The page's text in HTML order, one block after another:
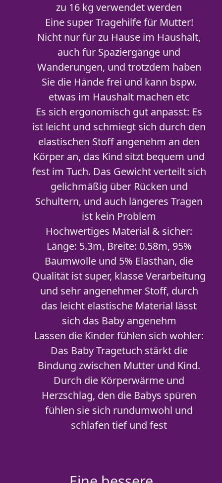
zu 16 kg verwendet werden
Eine super Tragehilfe für Mutter!
Nicht nur für zu Hause im Haushalt,
auch für Spaziergänge und
Wanderungen, und trotzdem haben
Sie die Hände frei und kann bspw.
etwas im Haushalt machen etc
Es sich ergonomisch gut anpasst: Es
ist leicht und schmiegt sich durch den
elastischen Stoff angenehm an den
Körper an, das Kind sitzt bequem und
fest im Tuch. Das Gewicht verteilt sich
gelichmäßig über Rücken und
Schultern, und auch längeres Tragen
ist kein Problem
Hochwertiges Material & sicher:
Länge: 5.3m, Breite: 0.58m, 95%
Baumwolle und 5% Elasthan, die
Qualität ist super, klasse Verarbeitung
und sehr angenehmer Stoff, durch
das leicht elastische Material lässt
sich das Baby angenehm
Lassen die Kinder fühlen sich wohler:
Das Baby Tragetuch stärkt die
Bindung zwischen Mutter und Kind.
Durch die Körperwärme und
Herzschlag, den die Babys spüren
fühlen sie sich rundumwohl und
schlafen tief und fest